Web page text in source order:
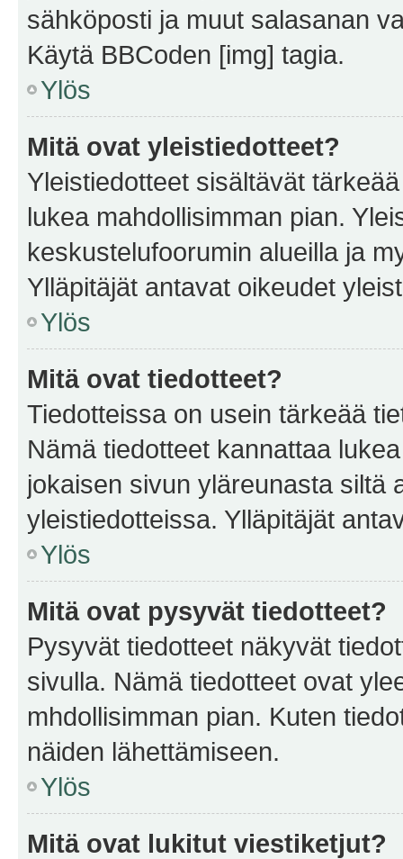
sähköposti ja muut salasanan
Käytä BBCoden [img] tagia.
Ylös
Mitä ovat yleistiedotteet?
Yleistiedotteet sisältävät
lukea mahdollisimman pian.
keskustelufoorumin alueilla ja
Ylläpitäjät antavat oikeudet
Ylös
Mitä ovat tiedotteet?
Tiedotteissa on usein tärkeää
Nämä tiedotteet kannattaa
jokaisen sivun yläreunasta siltä
yleistiedotteissa. Ylläpitäjät
Ylös
Mitä ovat pysyvät tiedotteet?
Pysyvät tiedotteet näkyvät
sivulla. Nämä tiedotteet ovat
mhdollisimman pian. Kuten
näiden lähettämiseen.
Ylös
Mitä ovat lukitut viestiketjut?